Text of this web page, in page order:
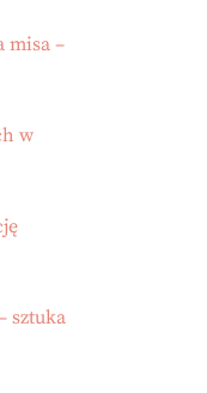
misa –
w
sztuka